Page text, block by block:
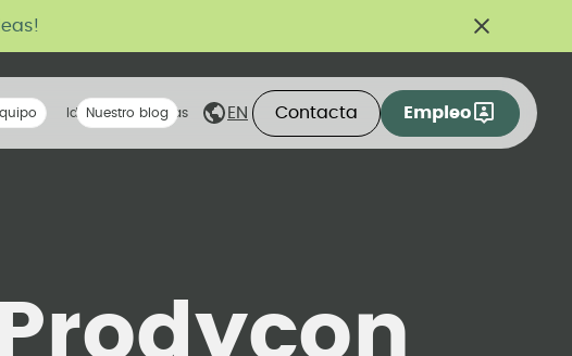
tribu Ideas compartidas
Nuestro blog EN Contacta Empleo
Prodycon